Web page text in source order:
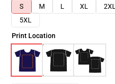
S
M L XL 2XL
5XL
Print Location